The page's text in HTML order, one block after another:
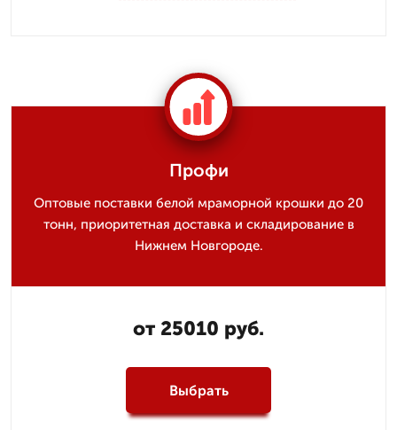
Профи
Оптовые поставки белой мраморной крошки до 20
тонн, приоритетная доставка и складирование в
Нижнем Новгороде.
от 25010 руб.
Выбрать